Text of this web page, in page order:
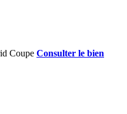
Consulter le bien